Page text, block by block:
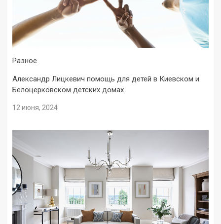
Разное
Александр Лицкевич помощь для детей в Киевском и
Белоцерковском детских домах
12 июня, 2024